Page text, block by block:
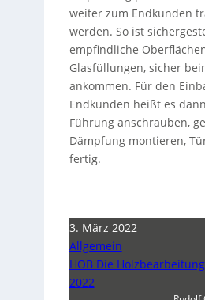
weiter zum Endkunden
werden. So ist
empfindliche
Glasfüllungen, sicher
ankommen. Für den
Endkunden heißt es
Führung anschrauben,
Dämpfung montieren,
fertig.
3. März 2022
Allgemein
HOB Die
2022